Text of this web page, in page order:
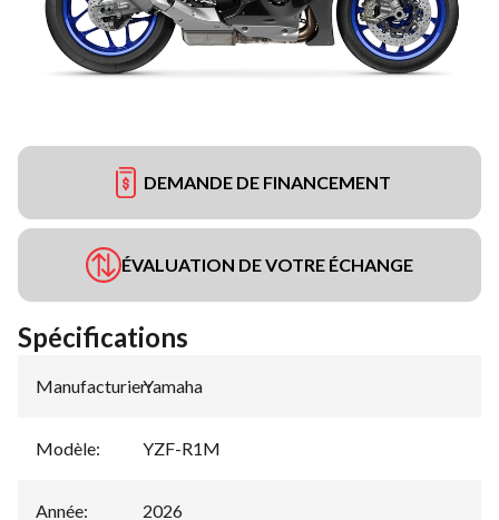
DEMANDE DE FINANCEMENT
ÉVALUATION DE VOTRE ÉCHANGE
Spécifications
Manufacturier:
Yamaha
Modèle: YZF-R1M
Année: 2026